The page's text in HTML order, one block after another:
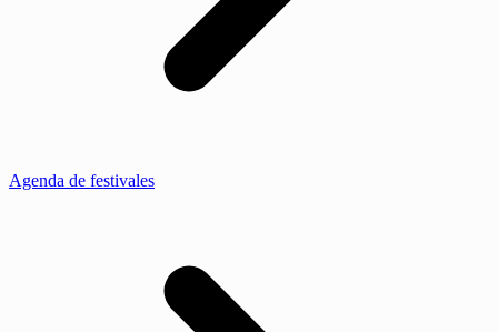
Agenda de festivales